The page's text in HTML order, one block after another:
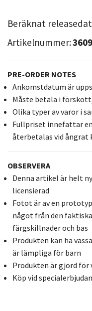
Beräknat
Artikelnummer:
PRE-ORDER NOTES
Ankomstdatum är
Måste betala i
Olika typer av varor i
Fullpriset innefattar
återbetalas vid ångrat
OBSERVERA
Denna artikel är helt
licensierad
Fotot är av en
något från den
färgskillnader och bas
Produkten kan ha
är lämpliga för barn
Produkten är gjord för
Köp vid